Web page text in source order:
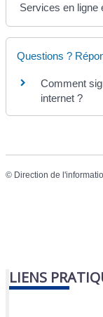
Services en ligne
Questions ?
Comment
internet ?
© Direction de
LIENS